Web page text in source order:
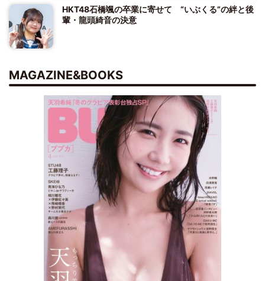
HKT48石橋颯の卒業に寄せて “いぶくる”の絆と後
輩・龍頭綺音の決意
MAGAZINE&BOOKS